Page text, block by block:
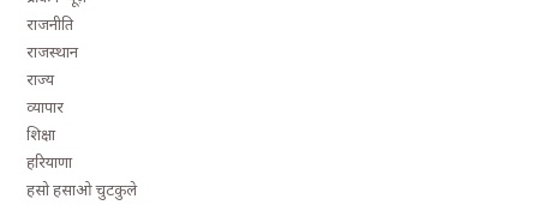
राजनीति
राजस्थान
राज्य
व्यापार
शिक्षा
हरियाणा
हसो हसाओ चुटकुले